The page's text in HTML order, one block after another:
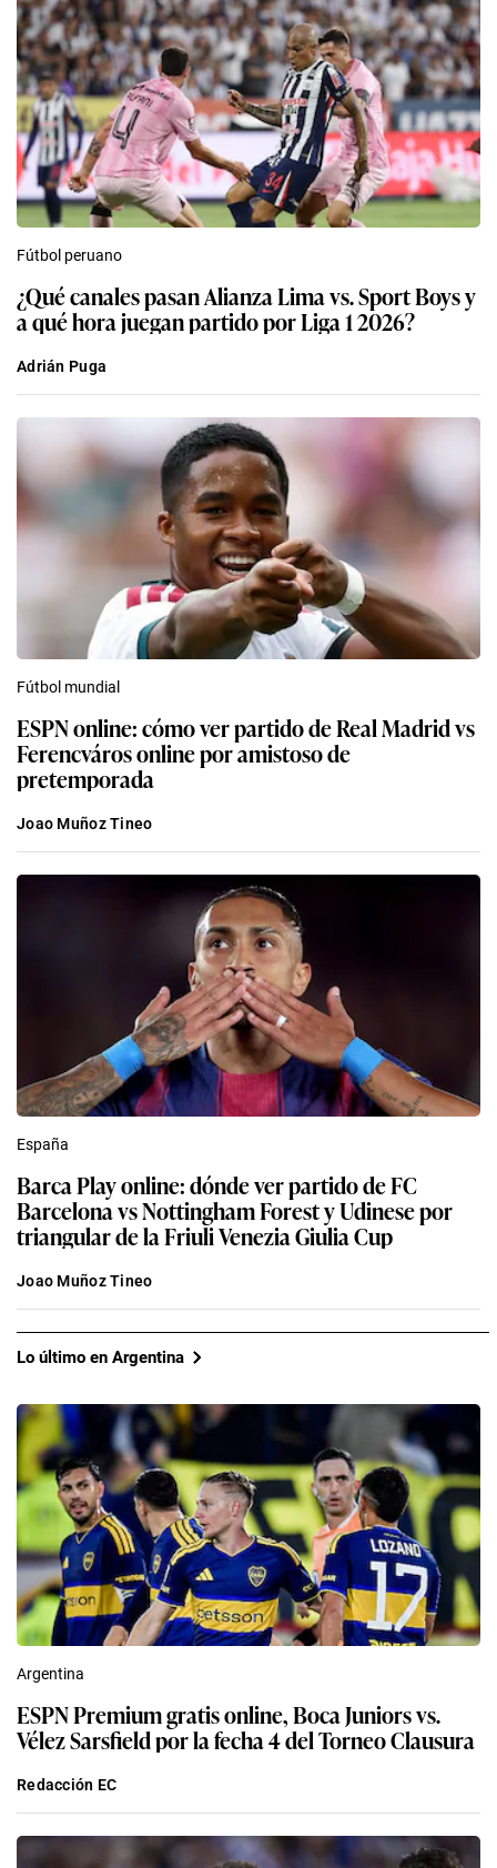
Fútbol peruano
¿Qué canales pasan Alianza Lima vs. Sport Boys y
a qué hora juegan partido por Liga 1 2026?
Adrián Puga
Fútbol mundial
ESPN online: cómo ver partido de Real Madrid vs
Ferencváros online por amistoso de
pretemporada
Joao Muñoz Tineo
España
Barca Play online: dónde ver partido de FC
Barcelona vs Nottingham Forest y Udinese por
triangular de la Friuli Venezia Giulia Cup
Joao Muñoz Tineo
Lo último en Argentina
Argentina
ESPN Premium gratis online, Boca Juniors vs.
Vélez Sarsfield por la fecha 4 del Torneo Clausura
Redacción EC